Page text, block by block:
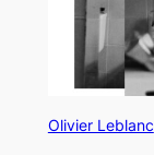
Olivier Leblanc